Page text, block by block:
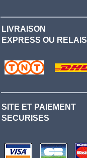
LIVRAISON
EXPRESS OU RELAIS
SITE ET PAIEMENT
SECURISES